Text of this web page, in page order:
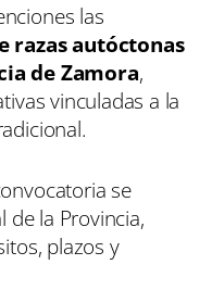
las
razas autóctonas
de Zamora,
vinculadas a la
se
de la Provincia,
plazos y